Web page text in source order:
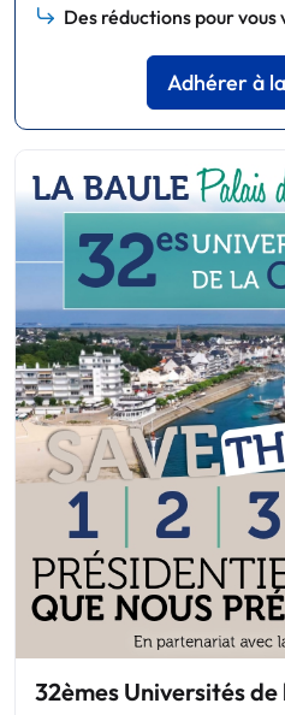
Des réductions pour vous
Adhérer à
32èmes Universités de